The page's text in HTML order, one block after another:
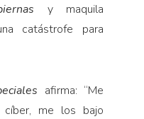
y maquila
catástrofe para
afirma: “Me
me los bajo